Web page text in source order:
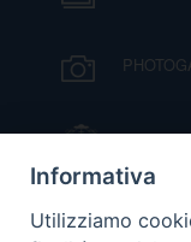
IL
PIAZZA
Informativa
Utilizziamo